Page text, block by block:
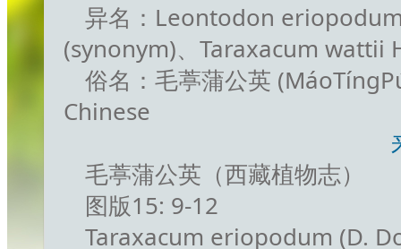
异名：Leontodon
(synonym)、Taraxacum wattii
俗名：毛葶蒲公英
Chinese
毛葶蒲公英（西藏植物志）
图版15: 9-12
Taraxacum eriopodum (D.